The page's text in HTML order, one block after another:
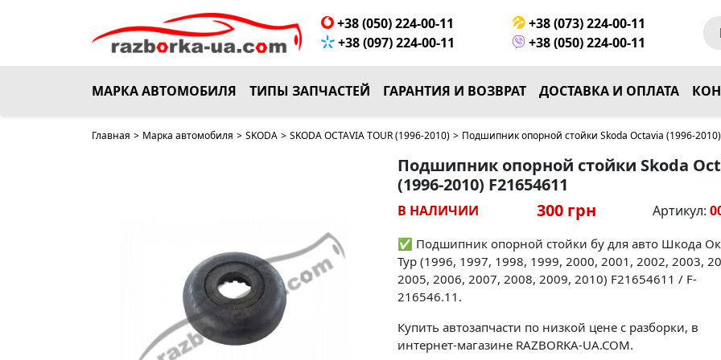
+38 (050) 224-00-11
+38 (073) 224-00-11
+38 (097) 224-00-11
+38 (050) 224-00-11
МАРКА АВТОМОБИЛЯ ТИПЫ ЗАПЧАСТЕЙ ГАРАНТИЯ И ВОЗВРАТ ДОСТАВКА И ОПЛАТА
Главная > Марка автомобиля > SKODA > SKODA OCTAVIA TOUR (1996-2010) > Подшипник опорной стойки Skoda Octavia (1996-
Подшипник опорной стойки Skoda
(1996-2010) F21654611
В НАЛИЧИИ 300 грн Артикул:
✅ Подшипник опорной стойки бу для авто Шкода
Тур (1996, 1997, 1998, 1999, 2000, 2001, 2002, 2003,
2005, 2006, 2007, 2008, 2009, 2010) F21654611 / F-
216546.11.
Купить автозапчасти по низкой цене с разборки, в
интернет-магазине RAZBORKA-UA.COM.